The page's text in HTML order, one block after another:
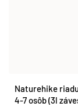
Naturehike
4-7 osôb (3l